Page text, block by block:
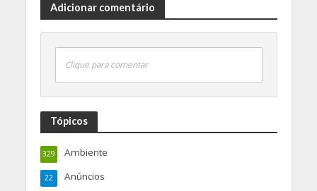
Adicionar comentário
Clique para comentar
Tópicos
Ambiente
329
Anúncios
22